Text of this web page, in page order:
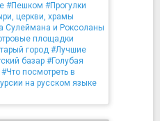
#Пешком #Прогулки
церкви, храмы
Сулеймана и Роксоланы
площадки
город #Лучшие
базар #Голубая
#Что посмотреть в
на русском языке